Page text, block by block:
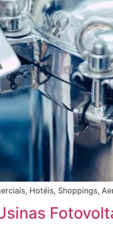
Hotéis, Shoppings,